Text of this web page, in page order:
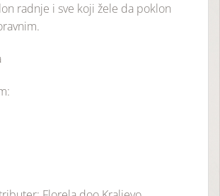
radnje i sve koji žele da poklon